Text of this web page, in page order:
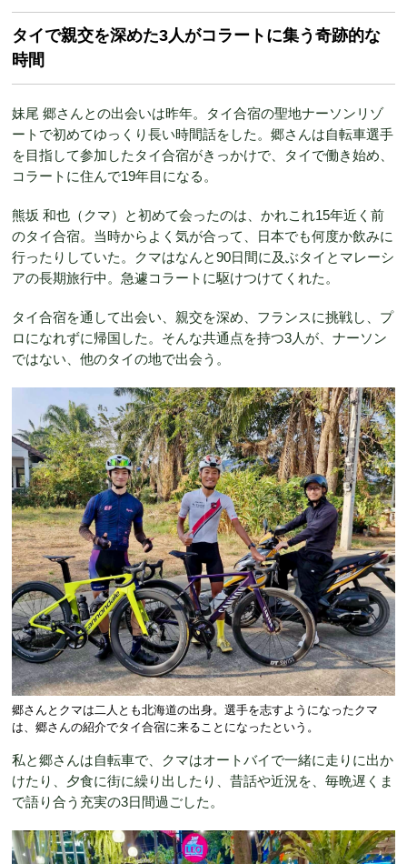
タイで親交を深めた3人がコラートに集う奇跡的な
時間
妹尾 郷さんとの出会いは昨年。タイ合宿の聖地ナーソンリゾ
ートで初めてゆっくり長い時間話をした。郷さんは自転車選手
を目指して参加したタイ合宿がきっかけで、タイで働き始め、
コラートに住んで19年目になる。
熊坂 和也（クマ）と初めて会ったのは、かれこれ15年近く前
のタイ合宿。当時からよく気が合って、日本でも何度か飲みに
行ったりしていた。クマはなんと90日間に及ぶタイとマレーシ
アの長期旅行中。急遽コラートに駆けつけてくれた。
タイ合宿を通して出会い、親交を深め、フランスに挑戦し、プ
ロになれずに帰国した。そんな共通点を持つ3人が、ナーソン
ではない、他のタイの地で出会う。
郷さんとクマは二人とも北海道の出身。選手を志すようになったクマ
は、郷さんの紹介でタイ合宿に来ることになったという。
私と郷さんは自転車で、クマはオートバイで一緒に走りに出か
けたり、夕食に街に繰り出したり、昔話や近況を、毎晩遅くま
で語り合う充実の3日間過ごした。